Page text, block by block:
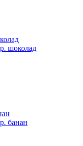
шоколад
банан